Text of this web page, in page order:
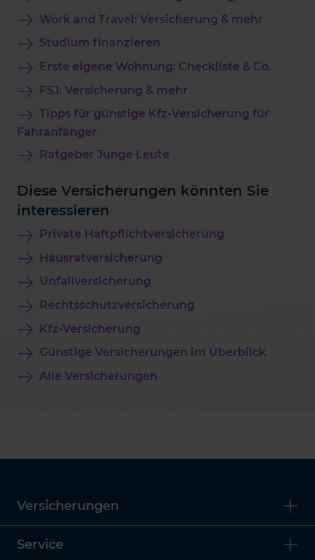
Work and Travel: Versicherung & mehr
Studium finanzieren
Erste eigene Wohnung: Checkliste & Co.
FSJ: Versicherung & mehr
Tipps für günstige Kfz-Versicherung für
Fahranfänger
Ratgeber Junge Leute
Diese Versicherungen könnten Sie
interessieren
Private Haftpflichtversicherung
Hausratversicherung
Unfallversicherung
Rechtsschutzversicherung
Kfz-Versicherung
Günstige Versicherungen im Überblick
Alle Versicherungen
Versicherungen
Service